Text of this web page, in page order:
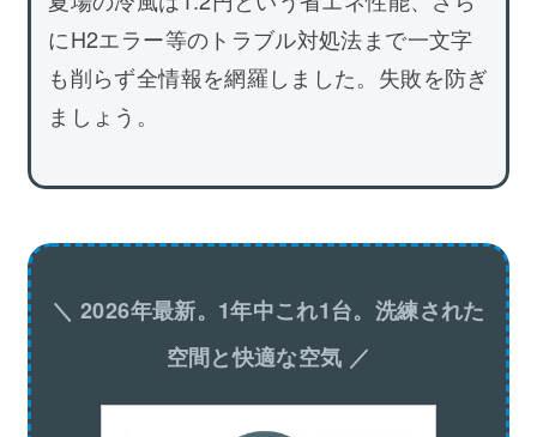
にH2エラー等のトラブル対処法まで一文字
も削らず全情報を網羅しました。失敗を防ぎ
ましょう。
＼ 2026年最新。1年中これ1台。洗練された
空間と快適な空気 ／